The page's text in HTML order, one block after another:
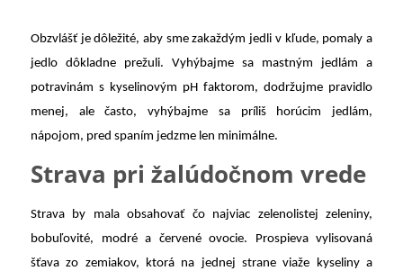
Obzvlášť je dôležité, aby sme zakaždým jedli v kľude, pomaly a
jedlo dôkladne prežuli. Vyhýbajme sa mastným jedlám a
potravinám s kyselinovým pH faktorom, dodržujme pravidlo
menej, ale často, vyhýbajme sa príliš horúcim jedlám,
nápojom, pred spaním jedzme len minimálne.
Strava pri žalúdočnom vrede
Strava by mala obsahovať čo najviac zelenolistej zeleniny,
bobuľovité, modré a červené ovocie. Prospieva vylisovaná
šťava zo zemiakov, ktorá na jednej strane viaže kyseliny a